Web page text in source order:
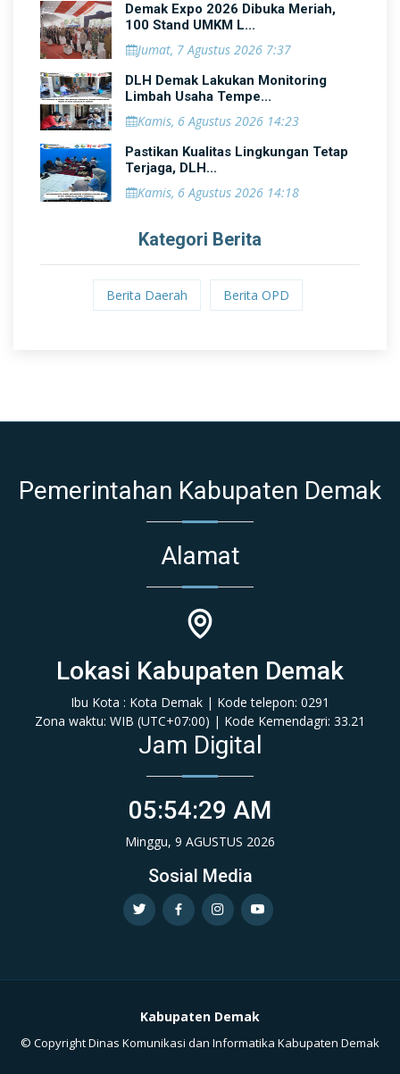
Demak Expo 2026 Dibuka Meriah,
100 Stand UMKM L...
Jumat, 7 Agustus 2026 7:37
DLH Demak Lakukan Monitoring
Limbah Usaha Tempe...
Kamis, 6 Agustus 2026 14:23
Pastikan Kualitas Lingkungan Tetap
Terjaga, DLH...
Kamis, 6 Agustus 2026 14:18
Kategori Berita
Berita Daerah Berita OPD
Pemerintahan Kabupaten Demak
Alamat
Lokasi Kabupaten Demak
Ibu Kota : Kota Demak | Kode telepon: 0291
Zona waktu: WIB (‎UTC+07:00‎)‎ | Kode Kemendagri: 33.21
Jam Digital
05:54:30 AM
Minggu, 9 AGUSTUS 2026
Sosial Media
Kabupaten Demak
© Copyright Dinas Komunikasi dan Informatika Kabupaten Demak